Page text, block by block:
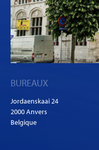
BUREAUX
Jordaenskaai 24
2000 Anvers
Belgique